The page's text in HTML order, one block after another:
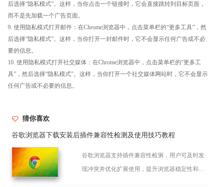
后选择“隐私模式”。这样，当你点击一个链接时，它会直接跳转到目标页面，
而不是先加载一个广告页面。
9. 使用隐私模式打开邮件：在Chrome浏览器中，点击菜单栏的“更多工具”，然
后选择“隐私模式”。这样，当你打开一封邮件时，它不会显示任何广告或不必
要的信息。
10. 使用隐私模式打开社交媒体：在Chrome浏览器中，点击菜单栏的“更多工
具”，然后选择“隐私模式”。这样，当你打开一个社交媒体网站时，它不会显示
任何广告或不必要的信息。
猜你喜欢
谷歌浏览器下载安装后插件兼容性检测及使用技巧教程
谷歌浏览器支持插件兼容性检测，用户可及时发
现冲突并优化扩展使用，提升浏览器稳定性和性